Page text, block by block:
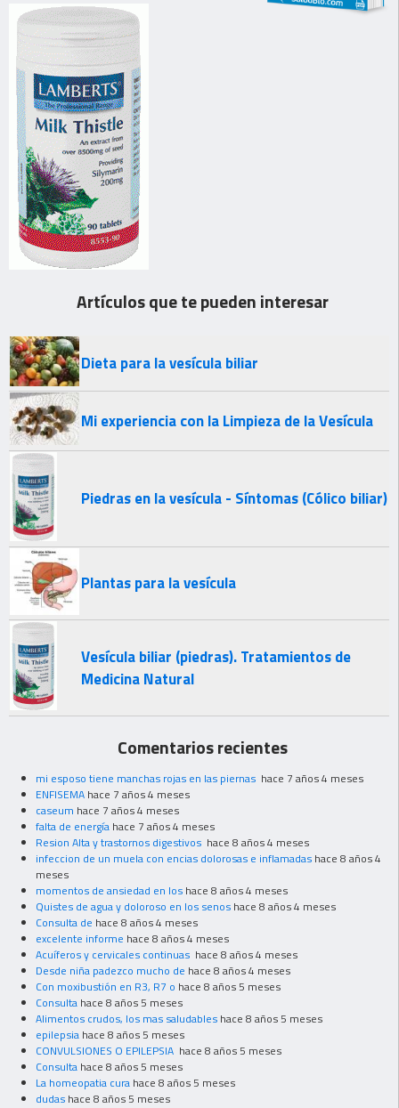
Artículos que te pueden interesar
Dieta para la vesícula biliar
Mi experiencia con la Limpieza de la Vesícula
Piedras en la vesícula - Síntomas (Cólico biliar)
Plantas para la vesícula
Vesícula biliar (piedras). Tratamientos de
Medicina Natural
Comentarios recientes
mi esposo tiene manchas rojas en las piernas hace 7 años 4 meses
ENFISEMA hace 7 años 4 meses
caseum hace 7 años 4 meses
falta de energía hace 7 años 4 meses
Resion Alta y trastornos digestivos hace 8 años 4 meses
infeccion de un muela con encias dolorosas e inflamadas hace 8 años 4
meses
momentos de ansiedad en los hace 8 años 4 meses
Quistes de agua y doloroso en los senos hace 8 años 4 meses
Consulta de hace 8 años 4 meses
excelente informe hace 8 años 4 meses
Acuíferos y cervicales continuas hace 8 años 4 meses
Desde niña padezco mucho de hace 8 años 4 meses
Con moxibustión en R3, R7 o hace 8 años 5 meses
Consulta hace 8 años 5 meses
Alimentos crudos, los mas saludables hace 8 años 5 meses
epilepsia hace 8 años 5 meses
CONVULSIONES O EPILEPSIA hace 8 años 5 meses
Consulta hace 8 años 5 meses
La homeopatia cura hace 8 años 5 meses
dudas hace 8 años 5 meses